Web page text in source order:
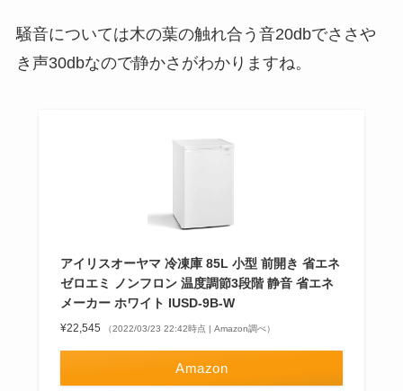
騒音については木の葉の触れ合う音20dbでささや
き声30dbなので静かさがわかりますね。
アイリスオーヤマ 冷凍庫 85L 小型 前開き 省エネ
ゼロエミ ノンフロン 温度調節3段階 静音 省エネ
メーカー ホワイト IUSD-9B-W
¥22,545 （2022/03/23 22:42時点 | Amazon調べ）
Amazon